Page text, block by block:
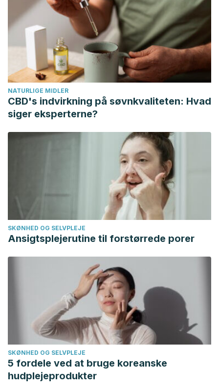
https://doi.org/10.1039/c6fo00051g
Priya, N. G. (2013). Beet root juice on haemoglobin among
adolescent girls. IOSR Journal of Nursing and Health
Science. https://doi.org/10.9790/1959-0210913
Disler, P. B., Lynch, S. R., Charlton, R. W., Torrance, J. D.,
Bothwell, T. H., Walker, R. B., & Mayet, F. (1975). The effect
of rooibos tea on iron absorption. Gut.
Terra, D. A., de Fátima Amorim, L., de Almeida Catanho, M.
T. J., da Fonseca, A. de S., Santos-Filho, S. D., Brandão-
Neto, J., … Bernardo-Filho, M. (2007). Effect of an extract
of Artemisia vulgaris L. (mugwort) on the in vitro labeling of
red blood cells and plasma proteins with technetium-99m.
Brazilian Archives of Biology and Technology.
https://doi.org/10.1590/S1516-89132007000600015
Canda BD, Oguntibeju OO, Marnewick JL. Effects of
consumption of rooibos (Aspalathus linearis) and a
rooibos-derived commercial supplement on hepatic tissue
injury by tert-butyl hydroperoxide in Wistar rats.
Cell Longev. 2014;2014:716832. doi:10.1155/2014/716832
Raiola, A., Rigano, M. M., Calafiore, R., Frusciante, L., &
Barone, A. (2014). Enhancing the Health-Promoting Effects
of Tomato Fruit for Biofortified Food. Mediators of
Inflammation. https://doi.org/10.1155/2014/139873
NATURLIGE MIDLER
CBD's indvirkning på søvnkvaliteten: Hvad
siger eksperterne?
SKØNHED OG SELVPLEJE
Ansigtsplejerutine til forstørrede porer
SKØNHED OG SELVPLEJE
5 fordele ved at bruge koreanske
hudplejeprodukter